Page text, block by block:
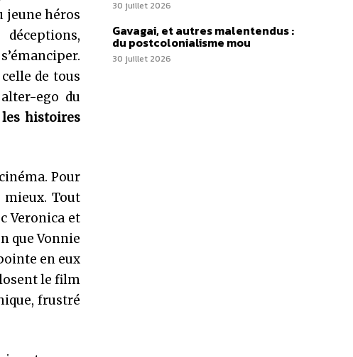
jeune héros
de tous
ego du
les histoires
Pour
mieux. Tout
Veronica et
que Vonnie
en eux
le film
frustré
30 juillet 2026
Gavagai, et autres malentendus :
du postcolonialisme mou
30 juillet 2026